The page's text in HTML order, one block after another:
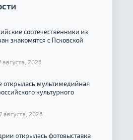
соотечественники из
знакомятся с Псковской
августа, 2026
открылась мультимедийная
культурного
августа, 2026
открылась фотовыставка